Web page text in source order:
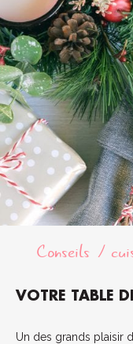
Conseils
VOTRE TABLE
Un des grands plaisir